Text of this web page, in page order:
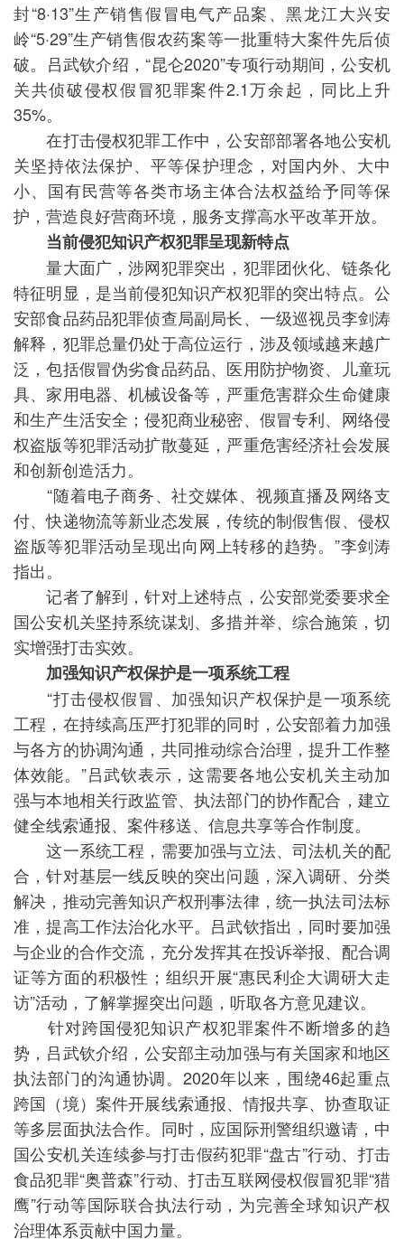
封“8·13”生产销售假冒电气产品案、黑龙江大兴安
岭“5·29”生产销售假农药案等一批重特大案件先后侦
破。吕武钦介绍，“昆仑2020”专项行动期间，公安机
关共侦破侵权假冒犯罪案件2.1万余起，同比上升
35%。
在打击侵权犯罪工作中，公安部部署各地公安机
关坚持依法保护、平等保护理念，对国内外、大中
小、国有民营等各类市场主体合法权益给予同等保
护，营造良好营商环境，服务支撑高水平改革开放。
当前侵犯知识产权犯罪呈现新特点
量大面广，涉网犯罪突出，犯罪团伙化、链条化
特征明显，是当前侵犯知识产权犯罪的突出特点。公
安部食品药品犯罪侦查局副局长、一级巡视员李剑涛
解释，犯罪总量仍处于高位运行，涉及领域越来越广
泛，包括假冒伪劣食品药品、医用防护物资、儿童玩
具、家用电器、机械设备等，严重危害群众生命健康
和生产生活安全；侵犯商业秘密、假冒专利、网络侵
权盗版等犯罪活动扩散蔓延，严重危害经济社会发展
和创新创造活力。
“随着电子商务、社交媒体、视频直播及网络支
付、快递物流等新业态发展，传统的制假售假、侵权
盗版等犯罪活动呈现出向网上转移的趋势。”李剑涛
指出。
记者了解到，针对上述特点，公安部党委要求全
国公安机关坚持系统谋划、多措并举、综合施策，切
实增强打击实效。
加强知识产权保护是一项系统工程
“打击侵权假冒、加强知识产权保护是一项系统
工程，在持续高压严打犯罪的同时，公安部着力加强
与各方的协调沟通，共同推动综合治理，提升工作整
体效能。”吕武钦表示，这需要各地公安机关主动加
强与本地相关行政监管、执法部门的协作配合，建立
健全线索通报、案件移送、信息共享等合作制度。
这一系统工程，需要加强与立法、司法机关的配
合，针对基层一线反映的突出问题，深入调研、分类
解决，推动完善知识产权刑事法律，统一执法司法标
准，提高工作法治化水平。吕武钦指出，同时要加强
与企业的合作交流，充分发挥其在投诉举报、配合调
证等方面的积极性；组织开展“惠民利企大调研大走
访”活动，了解掌握突出问题，听取各方意见建议。
针对跨国侵犯知识产权犯罪案件不断增多的趋
势，吕武钦介绍，公安部主动加强与有关国家和地区
执法部门的沟通协调。2020年以来，围绕46起重点
跨国（境）案件开展线索通报、情报共享、协查取证
等多层面执法合作。同时，应国际刑警组织邀请，中
国公安机关连续参与打击假药犯罪“盘古”行动、打击
食品犯罪“奥普森”行动、打击互联网侵权假冒犯罪“猎
鹰”行动等国际联合执法行动，为完善全球知识产权
治理体系贡献中国力量。